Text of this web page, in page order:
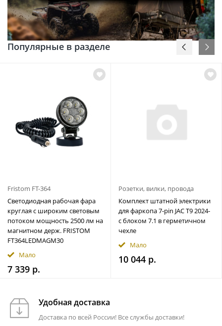
Популярные в разделе
Fristom FT-364
Светодиодная рабочая фара
круглая с широким световым
потоком мощность 2500 лм на
магнитном держ. FRISTOM
FT364LEDMAGM30
Мало
7 339 р.
Розетки, вилки, провода
Комплект штатной электрики
для фаркопа 7-pin JAC T9 2024-
с блоком 7.1 в герметичном
чехле
Мало
10 044 р.
Удобная доставка
Доставка по всей России! Все службы доставки!